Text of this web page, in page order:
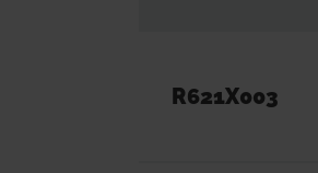
R621X003